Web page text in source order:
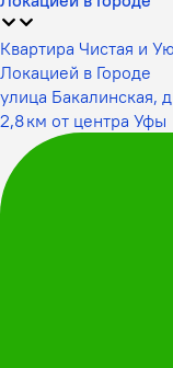
Квартира Чистая и
Локацией в Городе
улица Бакалинская,
2,8 км от центра Уфы